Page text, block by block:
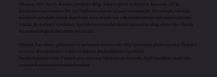
Sitemiz, 5651 Sayılı Kanun gereğince Bilgi Teknolojileri ve İletişim Kurumu (BTK)
tarafından onaylanmış bir Yer Sağlayıcı olarak hizmet vermektedir. Bu nedenle, sitedeki
içerikleri proaktif olarak denetleme veya araştırma yükümlülüğümüz bulunmamaktadır.
Ancak, üyelerimiz yazdıkları içeriklerin sorumluluğunu taşımakta olup, siteye üye olarak
bu sorumluluğu kabul etmiş sayılırlar.
Sitemiz, kar amacı gütmeyen ve tamamen ücretsiz bir bilgi paylaşım platformudur. Hukuka
ve yasal düzenlemelere aykırı olduğunu düşündüğünüz içerikleri,
backlinkpanelicomtr@gmail.com adresine bildirmeniz halinde, ilgili içerikler yasal süre
içerisinde sitemizden kaldırılacaktır.